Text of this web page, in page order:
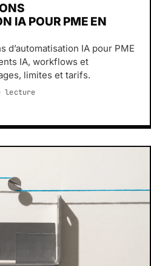
IA POUR PME EN
d’automatisation IA pour PME
IA, workflows et
limites et tarifs.
lecture